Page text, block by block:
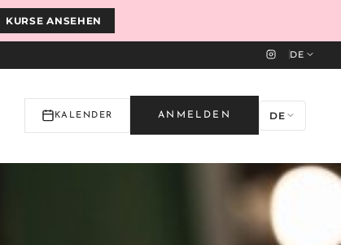
DE
KALENDER ANMELDEN DE
KURSE ANSEHEN